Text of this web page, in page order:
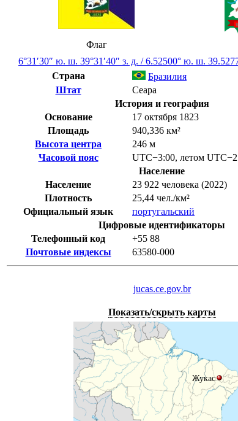
Флаг
6°31′30″ ю. ш. 39°31′40″ з. д. /6.52500° ю. ш.
Страна
Бразилия
Штат
Сеара
История и география
Основание
17 октября 1823
Площадь
940,336 км²
Высота центра
246 м
Часовой пояс
UTC−3:00, летом
Население
Население
23 922 человека (2022)
Плотность
25,44 чел./км²
Официальный язык
португальский
Цифровые идентификаторы
Телефонный код
+55 88
Почтовые индексы
63580-000
jucas.ce.gov.br
Показать/скрыть карты
Жукас